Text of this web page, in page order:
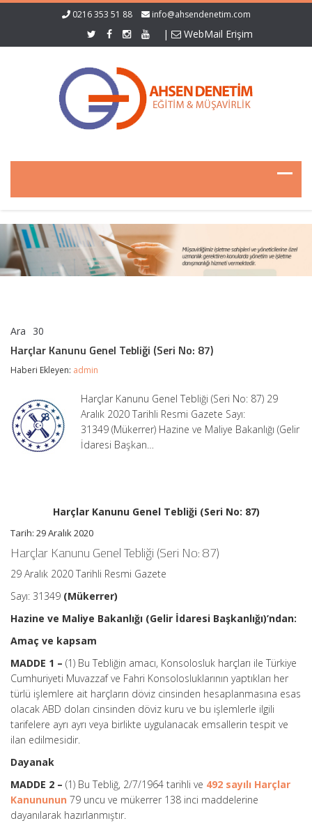
0216 353 51 88 info@ahsendenetim.com
| WebMail Erişim
Ara 30
Genel
Tebliği
için
Harçlar Kanunu Genel Tebliği (Seri No: 87)
Haberi Ekleyen: admin
Harçlar Kanunu Genel Tebliği (Seri No: 87) 29
Aralık 2020 Tarihli Resmi Gazete Sayı:
31349 (Mükerrer) Hazine ve Maliye Bakanlığı (Gelir
İdaresi Başkan…
Harçlar Kanunu Genel Tebliği (Seri No: 87)
Tarih: 29 Aralık 2020
Harçlar Kanunu Genel Tebliği (Seri No: 87)
29 Aralık 2020 Tarihli Resmi Gazete
Sayı: 31349 (Mükerrer)
Hazine ve Maliye Bakanlığı (Gelir İdaresi Başkanlığı)’ndan:
Amaç ve kapsam
MADDE 1 – (1) Bu Tebliğin amacı, Konsolosluk harçları ile Türkiye
Cumhuriyeti Muvazzaf ve Fahri Konsolosluklarının yaptıkları her
türlü işlemlere ait harçların döviz cinsinden hesaplanmasına esas
olacak ABD doları cinsinden döviz kuru ve bu işlemlerle ilgili
tarifelere ayrı ayrı veya birlikte uygulanacak emsallerin tespit ve
ilan edilmesidir.
Dayanak
MADDE 2 – (1) Bu Tebliğ, 2/7/1964 tarihli ve 492 sayılı Harçlar
Kanununun 79 uncu ve mükerrer 138 inci maddelerine
dayanılarak hazırlanmıştır.